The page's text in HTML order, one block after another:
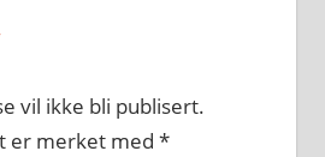
vil ikke bli publisert.
er merket med *